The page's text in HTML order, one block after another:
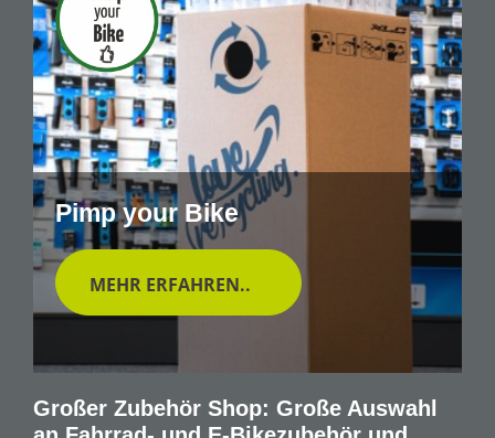
Pimp your Bike
MEHR ERFAHREN..
Großer Zubehör Shop: Große Auswahl